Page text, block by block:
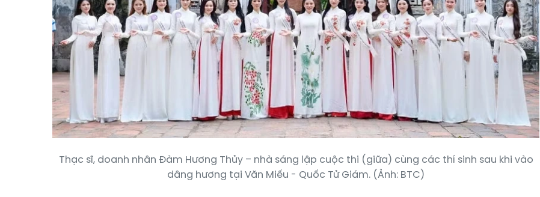
Thạc sĩ, doanh nhân Đàm Hương Thủy – nhà sáng lập cuộc thi (giữa) cùng các thí sinh sau khi vào
dâng hương tại Văn Miếu - Quốc Tử Giám. (Ảnh: BTC)